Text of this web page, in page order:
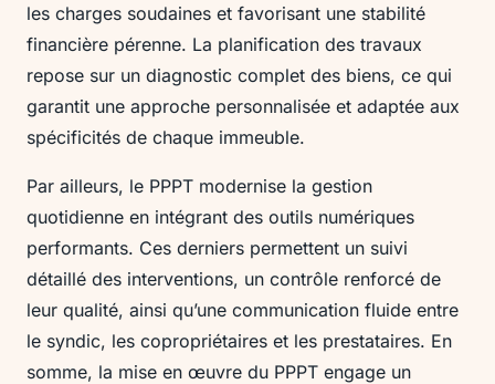
les charges soudaines et favorisant une stabilité
financière pérenne. La planification des travaux
repose sur un diagnostic complet des biens, ce qui
garantit une approche personnalisée et adaptée aux
spécificités de chaque immeuble.
Par ailleurs, le PPPT modernise la gestion
quotidienne en intégrant des outils numériques
performants. Ces derniers permettent un suivi
détaillé des interventions, un contrôle renforcé de
leur qualité, ainsi qu’une communication fluide entre
le syndic, les copropriétaires et les prestataires. En
somme, la mise en œuvre du PPPT engage un